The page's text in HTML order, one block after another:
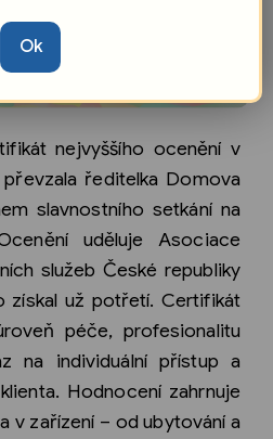
nejvyššího ocenění v
ředitelka Domova
slavnostního setkání na
uděluje Asociace
služeb České republiky
získal už potřetí. Certifikát
péče, profesionalitu
na individuální přístup a
Hodnocení zahrnuje
v zařízení – od ubytování a
Ok